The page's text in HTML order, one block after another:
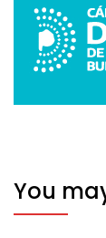
You